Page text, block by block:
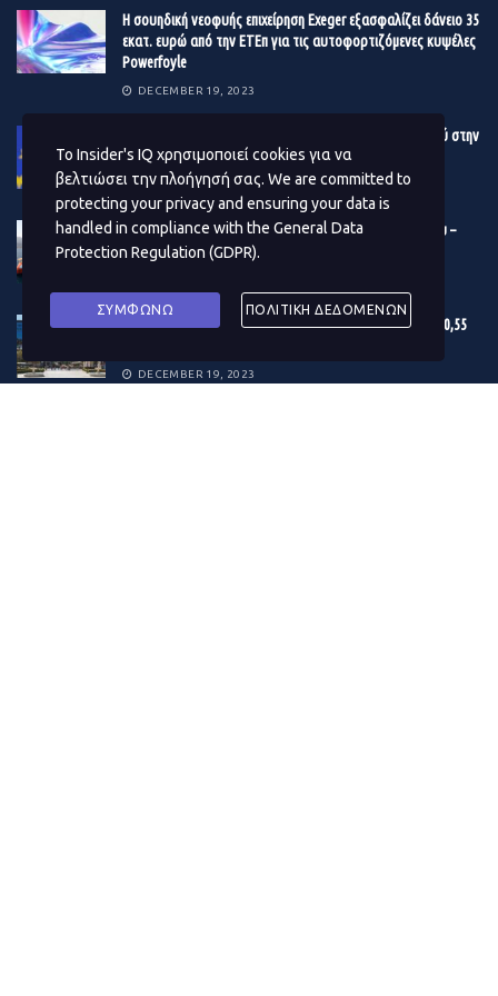
Η σουηδική νεοφυής επιχείρηση Exeger εξασφαλίζει δάνειο 35
εκατ. ευρώ από την ΕΤΕπ για τις αυτοφορτιζόμενες κυψέλες
Powerfoyle
DECEMBER 19, 2023
Eurostat: Μεγαλύτερη τελικά η πτώση του πληθωρισμού στην
Ελλάδα – Στο 2,4% στην Ευρωζώνη τον Νοέμβριο
DECEMBER 19, 2023
Βonus 10 εκατ. ευρώ στους μετόχους της Γέφυρας Ρίου –
Αντιρρίου
Εγκρίθηκε ο προϋπολογισμός του Δ. Αθηναίων – Στα 180,55
DECEMBER 19, 2023
Το Insider's IQ χρησιμοποιεί cookies για να
βελτιώσει την πλοήγησή σας. We are committed to
protecting your privacy and ensuring your data is
handled in compliance with the General Data
Protection Regulation (GDPR).
ΣΥΜΦΩΝΩ ΠΟΛΙΤΙΚΗ ΔΕΔΟΜΕΝΩΝ